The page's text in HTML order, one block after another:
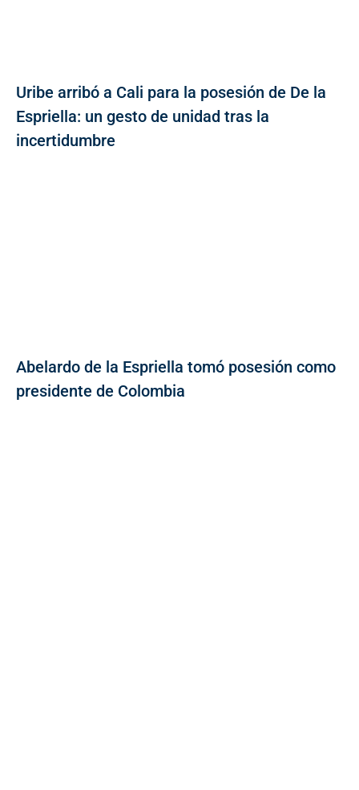
Uribe arribó a Cali para la posesión de De la
Espriella: un gesto de unidad tras la
incertidumbre
Abelardo de la Espriella tomó posesión como
presidente de Colombia